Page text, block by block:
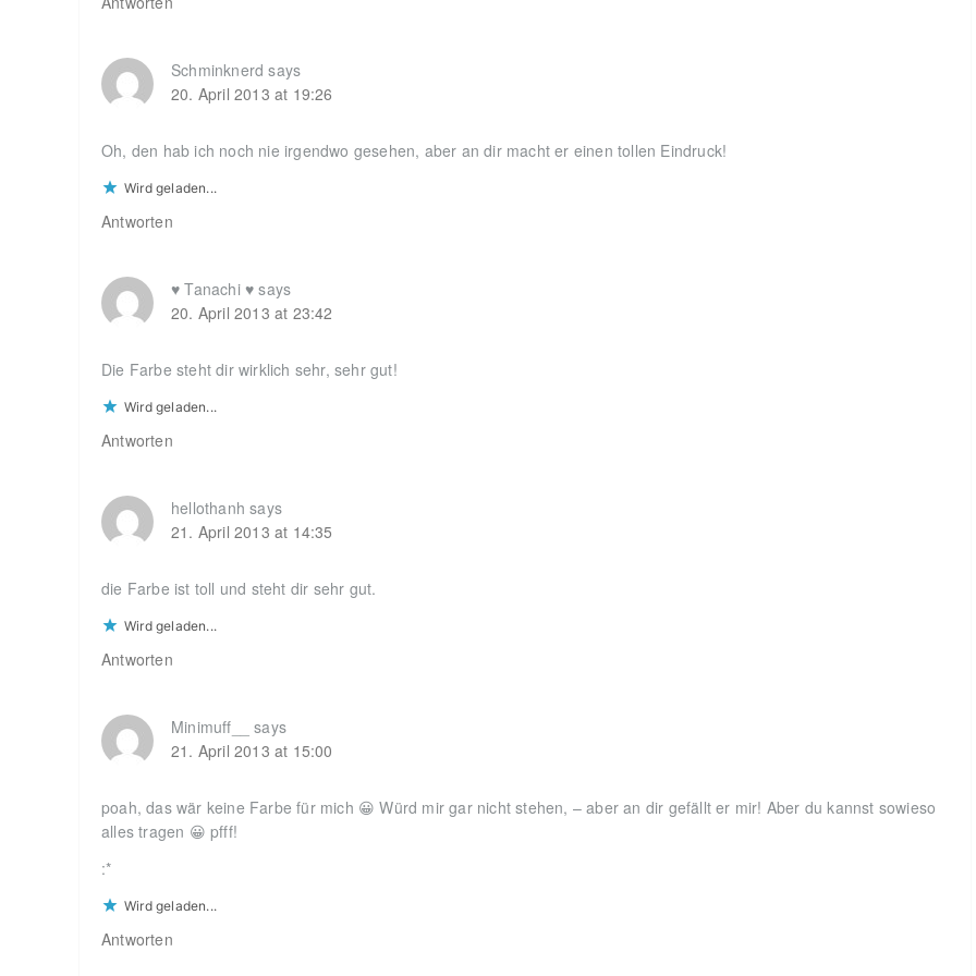
Schminknerd says
20. April 2013 at 19:26
Oh, den hab ich noch nie irgendwo gesehen, aber an dir macht er einen tollen Eindruck!
Wird geladen...
Antworten
♥ Tanachi ♥ says
20. April 2013 at 23:42
Die Farbe steht dir wirklich sehr, sehr gut!
Wird geladen...
Antworten
hellothanh says
21. April 2013 at 14:35
die Farbe ist toll und steht dir sehr gut.
Wird geladen...
Antworten
Minimuff__
says
21. April 2013 at 15:00
poah, das wär keine Farbe für mich 😀 Würd mir gar nicht stehen, – aber an dir gefällt er mir! Aber du kannst sowieso
alles tragen 😀 pfff!
:*
Wird geladen...
Antworten